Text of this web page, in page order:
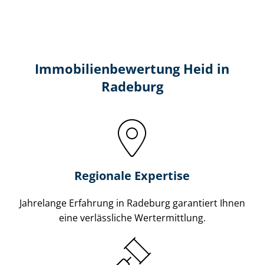
Immobilien­bewertung Heid in
Radeburg
Regionale Expertise
Jahrelange Erfahrung in Radeburg garantiert Ihnen
eine verlässliche Wertermittlung.